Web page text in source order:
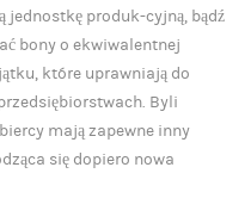
jednostkę produk-cyjną, bądź
bony o ekwiwalentnej
które uprawniają do
Byli
mają zapewne inny
się dopiero nowa